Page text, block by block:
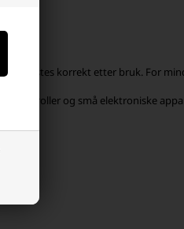
bør kastes korrekt etter bruk. For
og små elektroniske